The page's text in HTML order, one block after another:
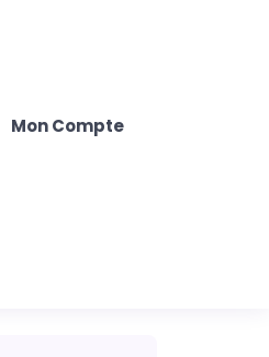
Mon Compte